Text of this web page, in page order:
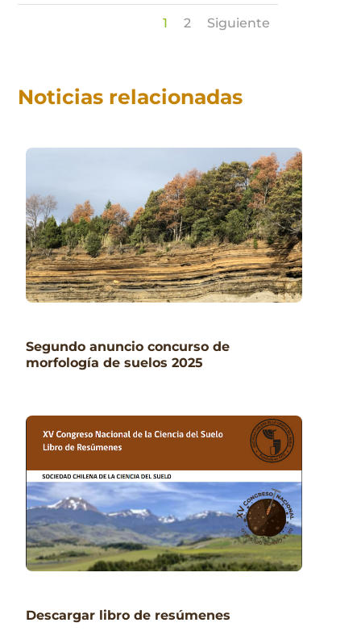
1 2 Siguiente
Noticias relacionadas
Segundo anuncio concurso de
morfología de suelos 2025
Descargar libro de resúmenes